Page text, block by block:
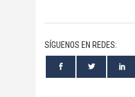
SÍGUENOS EN REDES: